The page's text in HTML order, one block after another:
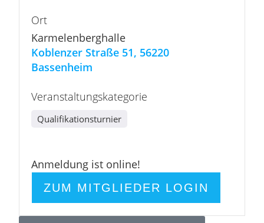
Ort
Karmelenberghalle
Koblenzer Straße 51, 56220
Bassenheim
Veranstaltungskategorie
Qualifikationsturnier
Anmeldung ist online!
ZUM MITGLIEDER LOGIN